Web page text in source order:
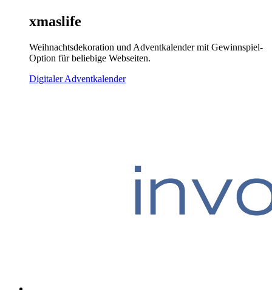
xmaslife
Weihnachtsdekoration und Adventkalender mit Gewinnspiel-
Option für beliebige Webseiten.
Digitaler Adventkalender